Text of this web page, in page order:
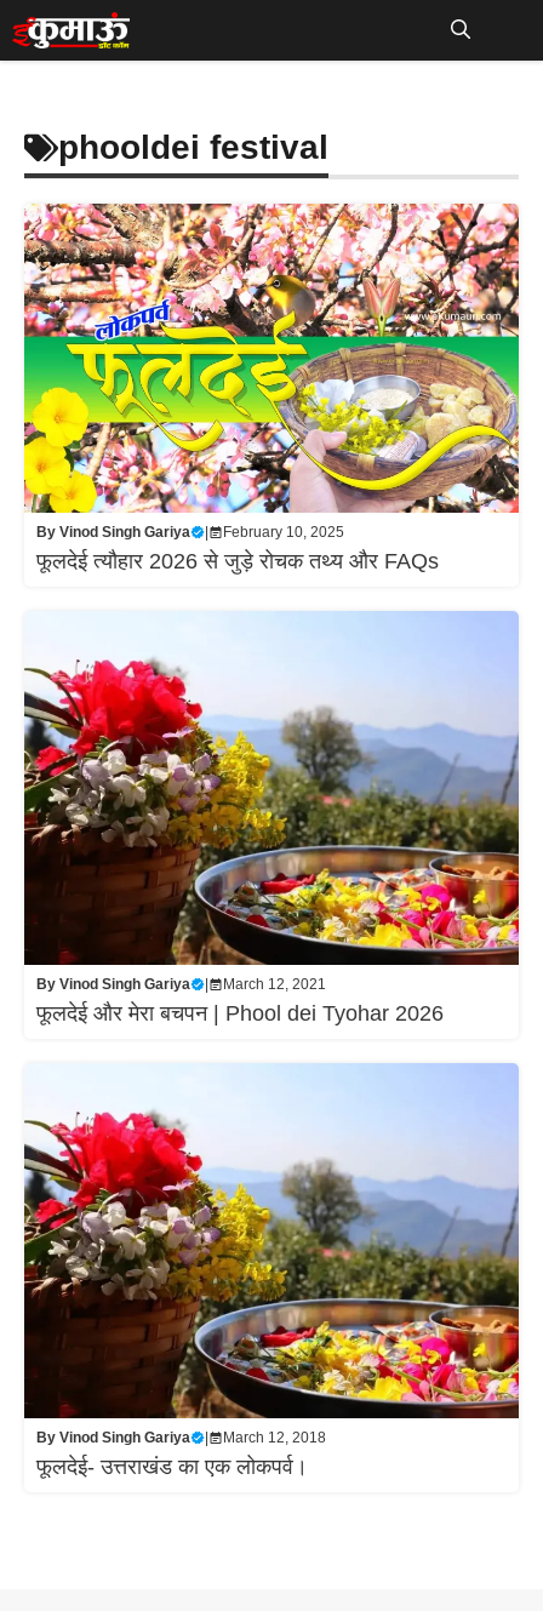
Skip
to
phooldei festival
By Vinod Singh Gariya | February 10, 2025
फूलदेई त्यौहार 2026 से जुड़े रोचक तथ्य और FAQs
By Vinod Singh Gariya March 12, 2021
फूलदेई और मेरा बचपन | Phool dei Tyohar 2026
By Vinod Singh Gariya March 12, 2018
फूलदेई- उत्तराखंड का एक लोकपर्व।